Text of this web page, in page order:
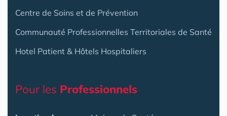
Centre de Soins et de Prévention
Communauté Professionnelles Territoriales de Santé
Hotel Patient & Hôtels Hospitaliers
Pour les Professionnels